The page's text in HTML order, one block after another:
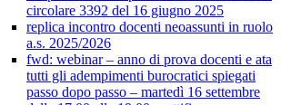
circolare 3392 del 16 giugno 2025
replica incontro docenti neoassunti in ruolo
a.s. 2025/2026
fwd: webinar – anno di prova docenti e ata
tutti gli adempimenti burocratici spiegati
passo dopo passo – martedì 16 settembre